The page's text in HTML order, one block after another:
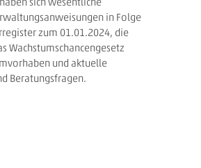
in Folge
zum 01.01.2024, die
Wachstumschancengesetz
und aktuelle
Beratungsfragen.